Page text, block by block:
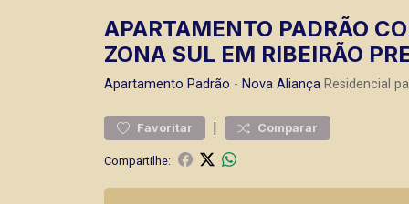
APARTAMENTO PADRÃO
ZONA SUL EM RIBEIRÃO
Apartamento Padrão - Nova Aliança Residencial
Favoritar | Comparar
Compartilhe: